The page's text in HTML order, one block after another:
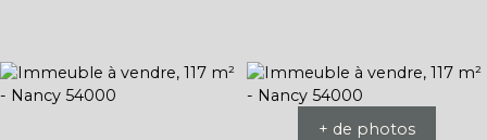
+ de photos